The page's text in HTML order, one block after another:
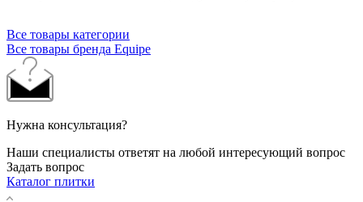
Все товары категории
Все товары бренда Equipe
Нужна консультация?
Наши специалисты ответят на любой интересующий вопрос
Задать вопрос
Каталог плитки